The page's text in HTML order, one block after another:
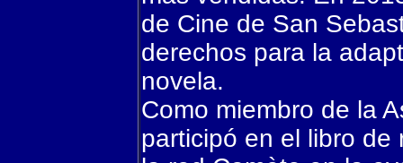
de Cine de San
derechos para la
novela.
Como miembro de la
participó en el libro